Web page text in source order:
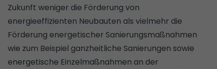
Zukunft weniger die Förderung von
energieeffizienten Neubauten als vielmehr die
Förderung energetischer Sanierungsmaßnahmen
wie zum Beispiel ganzheitliche Sanierungen sowie
energetische Einzelmaßnahmen an der